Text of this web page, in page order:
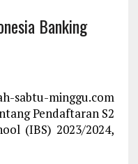
Banking
minggu.com
Pendaftaran S2
(IBS) 2023/2024,